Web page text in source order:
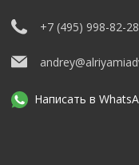
+7 (495) 998-82-28
Написать в